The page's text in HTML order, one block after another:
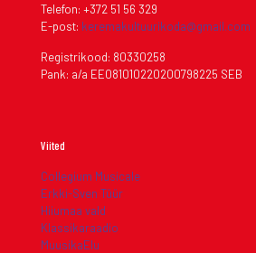
Telefon: +372 51 56 329
E-post: keremakultuurikoda@gmail.com
Registrikood: 80330258
Pank: a/a EE081010220200798225 SEB
Viited
Collegium Musicale
Erkki-Sven Tüür
Hiiumaa vald
Klassikaraadio
MuusikaElu